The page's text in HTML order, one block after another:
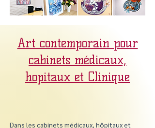
Art contemporain pour
cabinets médicaux​,
hopitaux et Clinique
Dans les cabinets médicaux, hôpitaux et